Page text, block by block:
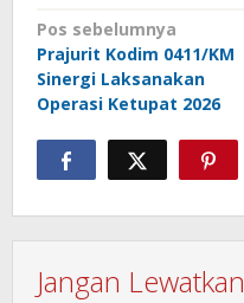
Navigasi
pos
Pos sebelumnya
Prajurit Kodim 0411/KM
Sinergi Laksanakan
Operasi Ketupat 2026
Jangan Lewatkan